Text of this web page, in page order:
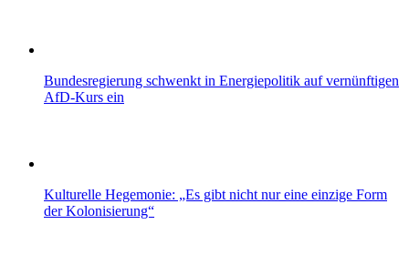
Bundesregierung schwenkt in Energiepolitik auf vernünftigen
AfD-Kurs ein
Kulturelle Hegemonie: „Es gibt nicht nur eine einzige Form
der Kolonisierung“